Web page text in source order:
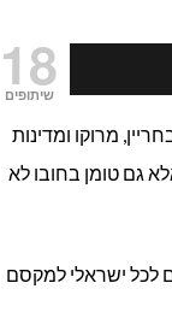
18
שיתופים
מרוקו ומדינות
גם טומן בחובו לא
לכל ישראלי למקסם